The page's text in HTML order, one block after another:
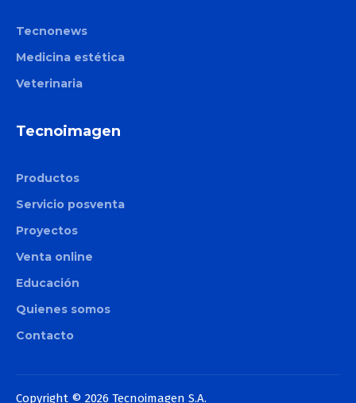
Tecnonews
Medicina estética
Veterinaria
Tecnoimagen
Productos
Servicio posventa
Proyectos
Venta online
Educación
Quienes somos
Contacto
Copyright © 2026 Tecnoimagen S.A.